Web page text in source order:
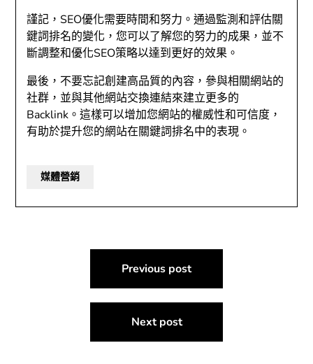
謹記，SEO優化需要時間和努力。通過監測和評估關
鍵詞排名的變化，您可以了解您的努力的成果，並不
斷調整和優化SEO策略以達到更好的效果。
最後，不要忘記創建高品質的內容，參與相關網站的
社群，並與其他網站交換連結來建立更多的
Backlink。這樣可以增加您網站的權威性和可信度，
有助於提升您的網站在關鍵詞排名中的表現。
媒體營銷
Previous post
Next post